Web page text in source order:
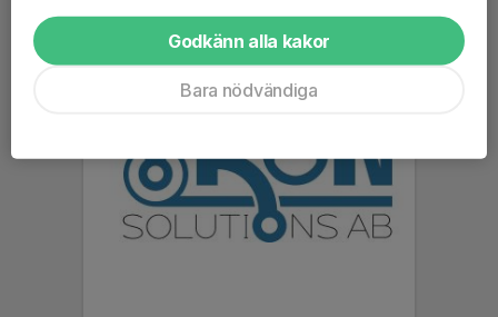
Godkänn alla kakor
Bara nödvändiga